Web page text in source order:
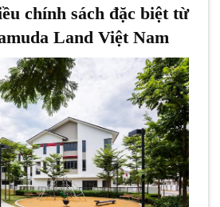
chính sách đặc biệt từ
Land Việt Nam